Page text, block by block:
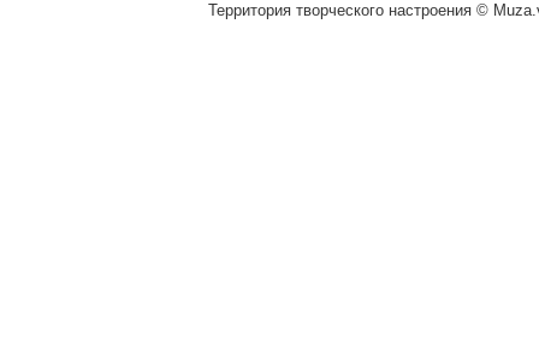
Территория творческого настроения ©